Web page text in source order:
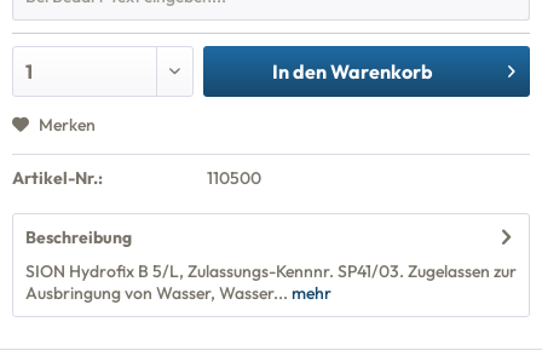
In denWarenkorb
Merken
Artikel-Nr.: 110500
Beschreibung
SION Hydrofix B 5/L, Zulassungs-Kennnr. SP41/03. Zugelassen zur
Ausbringung von Wasser, Wasser... mehr